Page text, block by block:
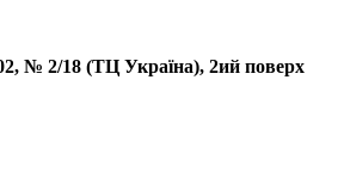
№ 2/18 (ТЦ Україна), 2ий поверх